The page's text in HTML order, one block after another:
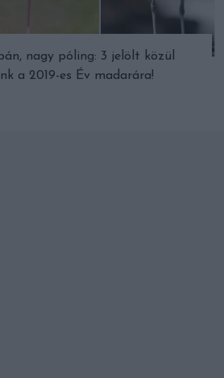
nagy póling: 3 jelölt közül
a 2019-es Év madarára!